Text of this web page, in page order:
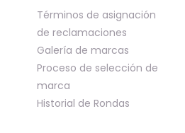
Términos de asignación
de reclamaciones
Galería de marcas
Proceso de selección de
marca
Historial de Rondas